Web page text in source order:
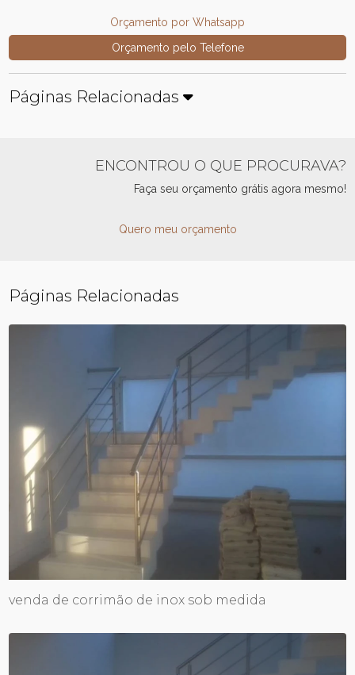
Orçamento por Whatsapp
Orçamento pelo Telefone
Páginas Relacionadas
ENCONTROU O QUE PROCURAVA?
Faça seu orçamento grátis agora mesmo!
Quero meu orçamento
Páginas Relacionadas
venda de corrimão de inox sob medida